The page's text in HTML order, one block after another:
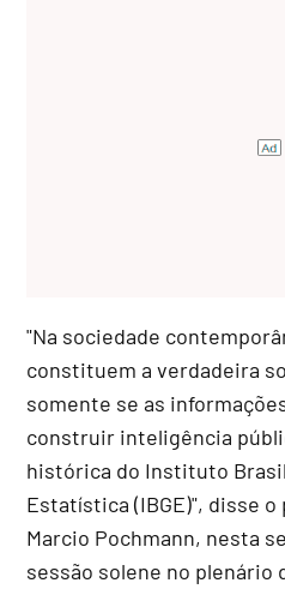
"Na sociedade
constituem a verdadeira
somente se as
construir inteligência
histórica do Instituto
Estatística (IBGE)", disse
Marcio Pochmann, nesta
sessão solene no plenário